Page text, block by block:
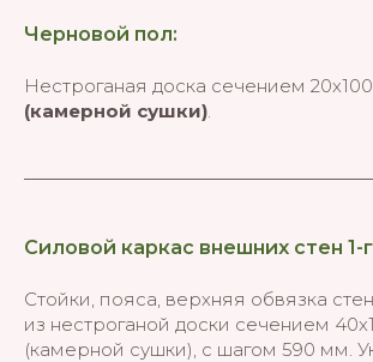
Черновой пол:
Нестроганая доска сечением
(камерной сушки).
Силовой каркас внешних стен 1-
Стойки, пояса, верхняя обвязка
из нестроганой доски сечением
(камерной сушки), с шагом 590 мм.